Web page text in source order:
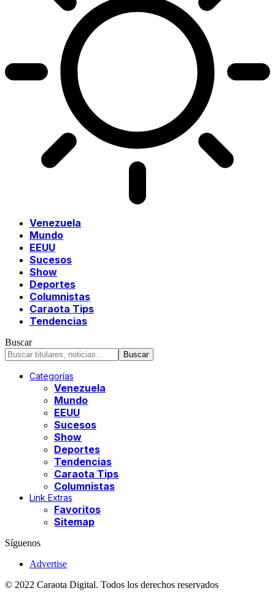
Venezuela
Mundo
EEUU
Sucesos
Show
Deportes
Columnistas
Caraota Tips
Tendencias
Buscar
Categorías
Venezuela
Mundo
EEUU
Sucesos
Show
Deportes
Tendencias
Caraota Tips
Columnistas
Link Extras
Favoritos
Sitemap
Síguenos
Advertise
© 2022 Caraota Digital. Todos los derechos reservados